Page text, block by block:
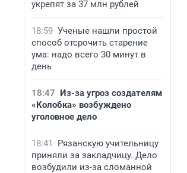
укрепят за 37 млн рублей
18:59 Ученые нашли простой
способ отсрочить старение
ума: надо всего 30 минут в
день
18:47 Из-за угроз создателям
«Колобка» возбуждено
уголовное дело
18:41
Рязанскую учительницу
приняли за закладчицу. Дело
возбудили из-за сломанной